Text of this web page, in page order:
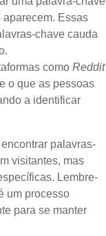
aparecem. Essas
chave cauda
comoReddit
o que as pessoas
a identificar
palavras-
visitantes, mas
Lembre-
um processo
para se manter